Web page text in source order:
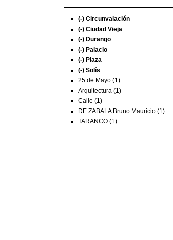
(-) Circunvalación
(-) Ciudad Vieja
(-) Durango
(-) Palacio
(-) Plaza
(-) Solís
25 de Mayo (1)
Arquitectura (1)
Calle (1)
DE ZABALA Bruno Mauricio (1)
TARANCO (1)